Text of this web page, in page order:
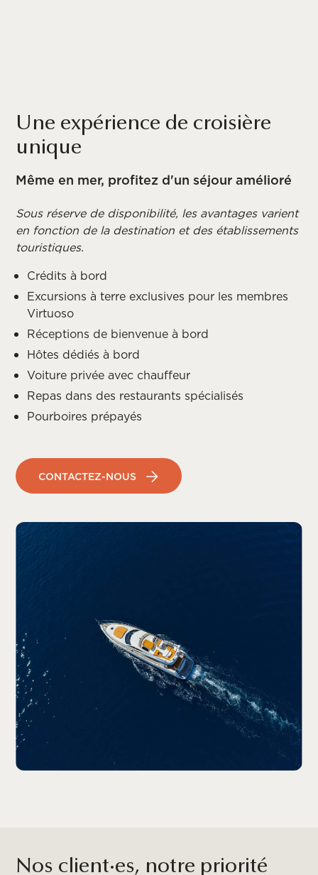
Une expérience de croisière
unique
Même en mer, profitez d'un séjour amélioré
Sous réserve de disponibilité, les avantages varient
en fonction de la destination et des établissements
touristiques.
Crédits à bord
Excursions à terre exclusives pour les membres
Virtuoso
Réceptions de bienvenue à bord
Hôtes dédiés à bord
Voiture privée avec chauffeur
Repas dans des restaurants spécialisés
Pourboires prépayés
CONTACTEZ-NOUS
Nos client·es, notre priorité